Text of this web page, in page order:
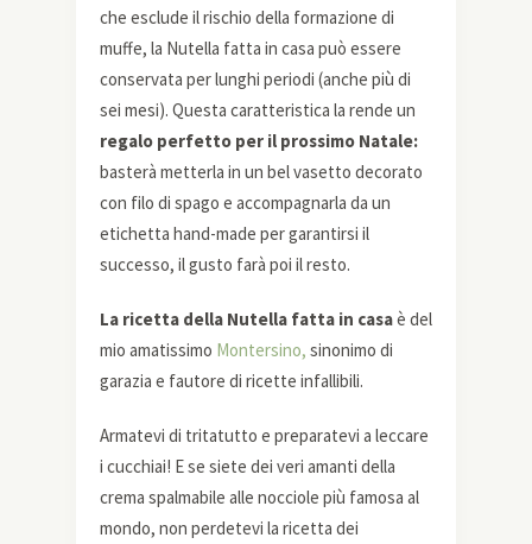
che esclude il rischio della formazione di
muffe, la Nutella fatta in casa può essere
conservata per lunghi periodi (anche più di
sei mesi). Questa caratteristica la rende un
regalo perfetto per il prossimo Natale:
basterà metterla in un bel vasetto decorato
con filo di spago e accompagnarla da un
etichetta hand-made per garantirsi il
successo, il gusto farà poi il resto.
La ricetta della Nutella fatta in casaè del
mio amatissimo Montersino, sinonimo di
garazia e fautore di ricette infallibili.
Armatevi di tritatutto e preparatevi a leccare
i cucchiai! E se siete dei veri amanti della
crema spalmabile alle nocciole più famosa al
mondo, non perdetevi la ricetta dei